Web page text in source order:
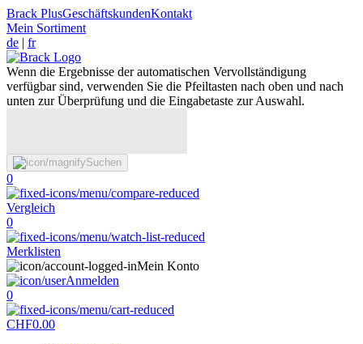
Brack PlusGeschäftskundenKontakt
Mein Sortiment
de | fr
Wenn die Ergebnisse der automatischen Vervollständigung
verfügbar sind, verwenden Sie die Pfeiltasten nach oben und nach
unten zur Überprüfung und die Eingabetaste zur Auswahl.
Suchen
0
Vergleich
0
Merklisten
Mein Konto
Anmelden
0
CHF0.00